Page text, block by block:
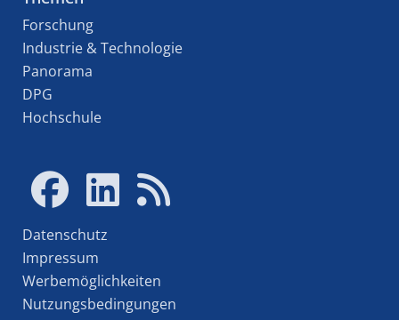
Forschung
Industrie & Technologie
Panorama
DPG
Hochschule
Datenschutz
Impressum
Werbemöglichkeiten
Nutzungsbedingungen